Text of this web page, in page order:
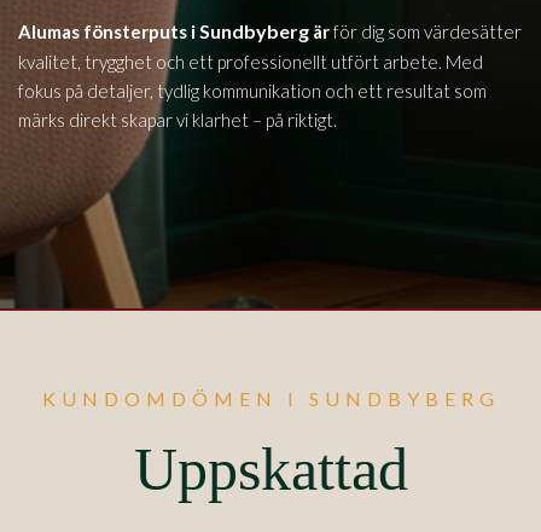
Alumas fönsterputs iSundbyberg ärför dig som värdesätter
kvalitet, trygghet och ett professionellt utfört arbete. Med
fokus på detaljer, tydlig kommunikation och ett resultat som
märks direkt skapar vi klarhet – på riktigt.
KUNDOMDÖMEN I SUNDBYBERG
Uppskattad